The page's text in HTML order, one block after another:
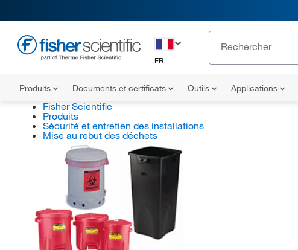
FR
Produits Documents et certificats Outils Applications
Fisher Scientific
Produits
Sécurité et entretien des installations
Mise au rebut des déchets